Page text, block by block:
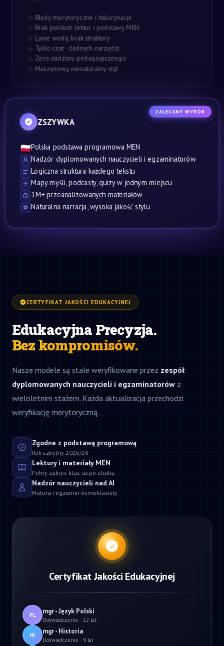
Błędy merytoryczne i halucynacje
Brak polskich lektur i podstawy MEN
Lanie wody, brak struktury
Tylko czat - żadnych narzędzi
Zero nadzoru pedagogicznego
Maszynowy, nienaturalny styl
ZALECANY WYBÓR
ZSZYWKA
🇵🇱Polska podstawa programowa MEN
Nadzór dyplomowanych nauczycieli i egzaminatorów
Logiczna struktura każdego tekstu
Mapy myśli, podcasty, quizy w jednym miejscu
1M+ przeanalizowanych materiałów
Naturalna narracja, wysoka jakość stylu
CERTYFIKAT JAKOŚCI EDUKACYJNEJ
Edukacyjna Precyzja.
Bez kompromisów.
Nasze modele są stale weryfikowane przez zespół
dyplomowanych nauczycieli i egzaminatorów z
wieloletnim stażem. Każda aktualizacja przechodzi
weryfikację merytoryczną.
Zgodne z podstawą programową
Rok szkolny 2025/26
Lektury i materiały MEN
Pełny zakres klas aż po studia
Nadzór nauczycieli nad AI
Matura i egzamin ósmoklasisty
Certyfikat Jakości Edukacyjnej
PL mgr - Język Polski
Doświadczenie · 12 lat
HI mgr - Historia
Doświadczenie · 9 lat